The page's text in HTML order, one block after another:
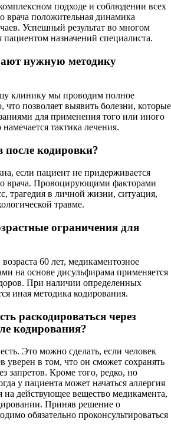
подходе и соблюдении всех
врача положительная динамика
Успешный результат во многом
назначений специалиста.
нужную методику
клинику мы проводим полное
что позволяет выявить болезни, которые
для применения того или иного
тактика лечения.
кодировки?
если пациент не придерживается
врача. Провоцирующими факторами
трагедия в личной жизни, ситуация,
травме.
ограничения для
60 лет, медикаментозное
на основе дисульфирама применяется
При наличии определенных
иная методика кодирования.
раскодироваться через
кодирования?
Это можно сделать, если человек
уверен в том, что он сможет сохранять
запретов. Кроме того, редко, но
у пациента может начаться аллергия
на действующее вещество медикамента,
Приняв решение о
обязательно проконсультироваться